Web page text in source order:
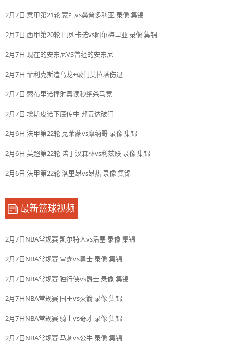
2月7日 意甲第21轮 蒙扎vs桑普多利亚 录像 集锦
2月7日 西甲第20轮 巴列卡诺vs阿尔梅里亚 录像 集锦
2月7日 现在的安东尼VS曾经的安东尼
2月7日 菲利克斯造乌龙+破门莫拉塔伤退
2月7日 索布里诺撞射真读秒绝杀马竞
2月7日 埃斯皮诺下底传中 邦贡达破门
2月6日 法甲第22轮 克莱蒙vs摩纳哥 录像 集锦
2月6日 英超第22轮 诺丁汉森林vs利兹联 录像 集锦
2月6日 法甲第22轮 洛里昂vs昂热 录像 集锦
最新篮球视频
2月7日NBA常规赛 凯尔特人vs活塞 录像 集锦
2月7日NBA常规赛 雷霆vs勇士 录像 集锦
2月7日NBA常规赛 独行侠vs爵士 录像 集锦
2月7日NBA常规赛 国王vs火箭 录像 集锦
2月7日NBA常规赛 骑士vs奇才 录像 集锦
2月7日NBA常规赛 马刺vs公牛 录像 集锦